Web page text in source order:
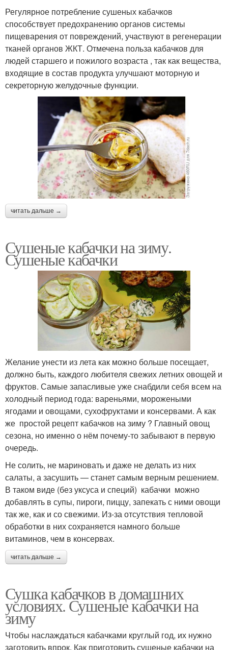
Регулярное потребление сушеных кабачков
способствует предохранению органов системы
пищеварения от повреждений, участвуют в регенерации
тканей органов ЖКТ. Отмечена польза кабачков для
людей старшего и пожилого возраста , так как вещества,
входящие в состав продукта улучшают моторную и
секреторную желудочные функции.
читать дальше →
Сушеные кабачки на зиму.
Сушеные кабачки
Желание унести из лета как можно больше посещает,
должно быть, каждого любителя свежих летних овощей и
фруктов. Самые запасливые уже снабдили себя всем на
холодный период года: вареньями, морожеными
ягодами и овощами, сухофруктами и консервами. А как
же простой рецепт кабачков на зиму ? Главный овощ
сезона, но именно о нём почему-то забывают в первую
очередь.
Не солить, не мариновать и даже не делать из них
салаты, а засушить — станет самым верным решением.
В таком виде (без уксуса и специй) кабачки можно
добавлять в супы, пироги, пиццу, запекать с ними овощи
так же, как и со свежими. Из-за отсутствия тепловой
обработки в них сохраняется намного больше
витаминов, чем в консервах.
читать дальше →
Сушка кабачков в домашних
условиях. Сушеные кабачки на
зиму
Чтобы наслаждаться кабачками круглый год, их нужно
заготовить впрок. Как приготовить сушеные кабачки на